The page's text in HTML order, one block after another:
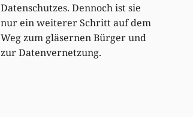
Datenschutzes. Dennoch ist sie
nur ein weiterer Schritt auf dem
Weg zum gläsernen Bürger und
zur Datenvernetzung.